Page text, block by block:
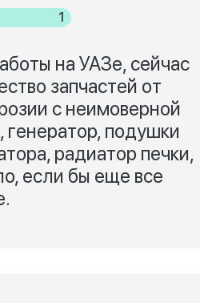
1
на УАЗе, сейчас
запчастей от
с неимоверной
генератор, подушки
радиатор печки,
если бы еще все